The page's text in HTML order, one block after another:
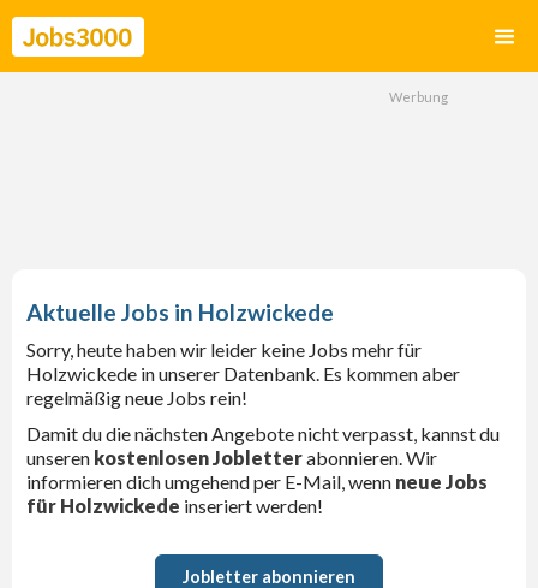
Holzwickede
Sorry, heute haben wir leider keine Jobs mehr für
Holzwickede in unserer Datenbank. Es kommen aber
regelmäßig neue Jobs rein!
Damit du die nächsten Angebote nicht verpasst, kannst du
unseren kostenlosen Jobletterabonnieren. Wir
informieren dich umgehend per E-Mail, wenn neue Jobs
für Holzwickede inseriert werden!
Jobletter abonnieren